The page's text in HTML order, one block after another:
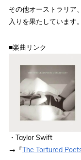
その他オーストラリア
入りを果たしています。
■楽曲リンク
・Taylor Swift
→『The Tortured